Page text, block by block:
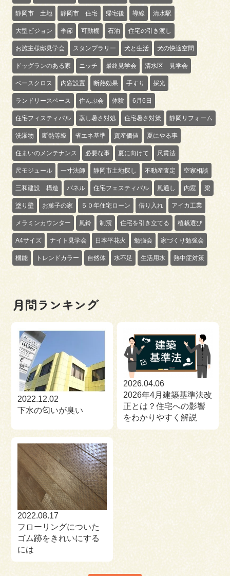
静岡市 土地 静岡市 住宅 帰宅後 導線 清水駅
大型ビジョン 季節 可動棚 石油 住宅の引き渡し
お施主様邸見学会 スタンプラリー 犬と生活 犬の快適空間
ドッグランのある家 ニッチ 最終見学会 清水区 見学会
ベースクロス 内窓設置 断熱効果 手すり 採光
ランドリースペース 住んぷ会 体験 6月6日
住宅フィスティバル 蒸し暑さ対処 住宅暑さ対策 静岡リフォーム
洗濯物 断熱等級 省エネ基準 資産価値 夏にやる事
住まいのメンテナンス 必要な事 夏に向けて 尺貫法
尺モジュール 一寸法師 静岡市土地探し 不動産査定 空家相談
三和建設 構造 パネル 住宅フェスティバル 風通し 内窓 梁
塗り壁 お菓子の家 ５０年住宅ローン 借り入れ アイカ工業
メラミンカウンター 風鈴 制震 住宅を引き立てる 植栽選び
A4サイズ ナイト見学会 日本平花火 勉強会 家づくり勉強会
機能 トレンドカラー 自然体 水不足 生活用水 熱中症対策
月間ランキング
2022.12.02
下水の匂いが臭い
2026.04.06
2026年4月建築基準法改
正とは？住宅への影響
をわかりやすく解説
2022.08.17
フローリングについた
ゴム跡をきれいにする
には